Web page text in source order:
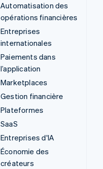
Automatisation des
opérations financières
Entreprises
internationales
Paiements dans
l’application
Marketplaces
Gestion financière
Plateformes
SaaS
Entreprises d'IA
Économie des
créateurs